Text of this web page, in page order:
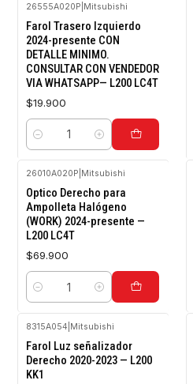
26555A020P Mitsubishi
Farol Trasero Izquierdo
2024-presente CON
DETALLE MINIMO.
CONSULTAR CON VENDEDOR
VIA WHATSAPP— L200 LC4T
$19.900
Cantidad
26010A020P Mitsubishi
Optico Derecho para
Ampolleta Halógeno
(WORK) 2024-presente —
L200 LC4T
$69.900
Cantidad
8315A054 Mitsubishi
Farol Luz señalizador
Derecho 2020-2023 — L200
KK1